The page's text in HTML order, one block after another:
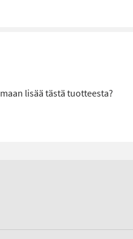
lisää tästä tuotteesta?